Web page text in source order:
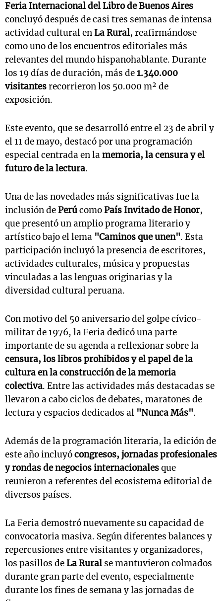
Feria Internacional del Libro de Buenos Aires
concluyó después de casi tres semanas de intensa
actividad cultural enLa Rural, reafirmándose
como uno de los encuentros editoriales más
relevantes del mundo hispanohablante. Durante
los 19 días de duración, más de1.340.000
visitantesrecorrieron los 50.000 m² de
exposición.
Este evento, que se desarrolló entre el 23 de abril y
el 11 de mayo, destacó por una programación
especial centrada en lamemoria, la censura y el
futuro de la lectura.
Una de las novedades más significativas fue la
inclusión dePerúcomoPaís Invitado de Honor,
que presentó un amplio programa literario y
artístico bajo el lema "Caminos que unen". Esta
participación incluyó la presencia de escritores,
actividades culturales, música y propuestas
vinculadas a las lenguas originarias y la
diversidad cultural peruana.
Con motivo del 50 aniversario del golpe cívico-
militar de 1976, la Feria dedicó una parte
importante de su agenda a reflexionar sobre la
censura, los libros prohibidos y el papel de la
cultura en la construcción de la memoria
colectiva. Entre las actividades más destacadas se
llevaron a cabo ciclos de debates, maratones de
lectura y espacios dedicados al "Nunca Más".
Además de la programación literaria, la edición de
este año incluyócongresos, jornadas profesionales
y rondas de negocios internacionalesque
reunieron a referentes del ecosistema editorial de
diversos países.
La Feria demostró nuevamente su capacidad de
convocatoria masiva. Según diferentes balances y
repercusiones entre visitantes y organizadores,
los pasillos deLa Rural se mantuvieron colmados
durante gran parte del evento, especialmente
durante los fines de semana y las jornadas de